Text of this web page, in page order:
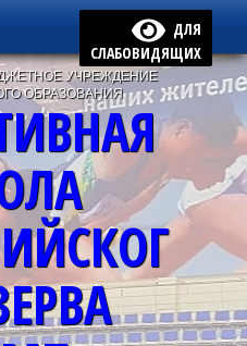
ДЛЯ
СЛАБОВИДЯЩИХ
УЧРЕЖДЕНИЕ
ОБРАЗОВАНИЯ